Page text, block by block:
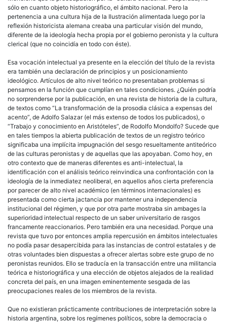
sólo en cuanto objeto historiográfico, el ámbito nacional. Pero la
pertenencia a una cultura hija de la Ilustración alimentada luego por la
reflexión historicista alemana creaba una particular visión del mundo,
diferente de la ideología hecha propia por el gobierno peronista y la cultura
clerical (que no coincidía en todo con éste).
Esa vocación intelectual ya presente en la elección del título de la revista
era también una declaración de principios y un posicionamiento
ideológico. Artículos de alto nivel teórico no presentaban problemas si
pensamos en la función que cumplían en tales condiciones. ¿Quién podría
no sorprenderse por la publicación, en una revista de historia de la cultura,
de textos como “La transformación de la prosodia clásica a expensas del
acento”, de Adolfo Salazar (el más extenso de todos los publicados), o
“Trabajo y conocimiento en Aristóteles”, de Rodolfo Mondolfo? Sucede que
en tales tiempos la abierta publicación de textos de un registro teórico
significaba una implícita impugnación del sesgo resueltamente antiteórico
de las culturas peronistas y de aquellas que las apoyaban. Como hoy, en
otro contexto que de maneras diferentes es anti-intelectual, la
identificación con el análisis teórico reinvindica una confrontación con la
ideología de la inmediatez neoliberal, en aquellos años cierta preferencia
por parecer de alto nivel académico (en términos internacionales) es
presentada como cierta jactancia por mantener una independencia
institucional del régimen, y que por otra parte mostraba sin ambages la
superioridad intelectual respecto de un saber universitario de rasgos
francamente reaccionarios. Pero también era una necesidad. Porque una
revista que tuvo por entonces amplia repercusión en ámbitos intelectuales
no podía pasar desapercibida para las instancias de control estatales y de
otras voluntades bien dispuestas a ofrecer alertas sobre este grupo de no
peronistas reunidos. Ello se traducía en la transacción entre una militancia
teórica e historiográfica y una elección de objetos alejados de la realidad
concreta del país, en una imagen eminentemente sesgada de las
preocupaciones reales de los miembros de la revista.
Que no existieran prácticamente contribuciones de interpretación sobre la
historia argentina, sobre los regímenes políticos, sobre la democracia o